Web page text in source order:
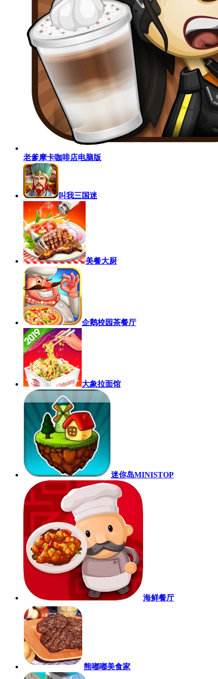
老爹摩卡咖啡店电脑版
叫我三国迷
美餐大厨
企鹅校园茶餐厅
大象拉面馆
迷你岛MINISTOP
海鲜餐厅
熊嘟嘟美食家